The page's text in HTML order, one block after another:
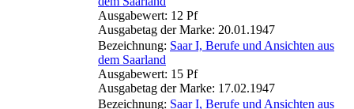
Ausgabewert: 12 Pf
Ausgabetag der Marke: 20.01.1947
Bezeichnung: Saar I, Berufe und Ansichten aus
dem Saarland
Ausgabewert: 15 Pf
Ausgabetag der Marke: 17.02.1947
Bezeichnung: Saar I, Berufe und Ansichten aus